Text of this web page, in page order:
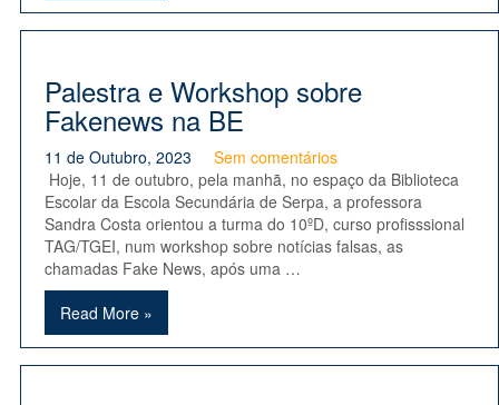
Palestra e Workshop sobre
Fakenews na BE
11 de Outubro, 2023
Sem comentários
Hoje, 11 de outubro, pela manhã, no espaço da Biblioteca
Escolar da Escola Secundária de Serpa, a professora
Sandra Costa orientou a turma do 10ºD, curso profisssional
TAG/TGEI, num workshop sobre notícias falsas, as
chamadas Fake News, após uma …
Read More »